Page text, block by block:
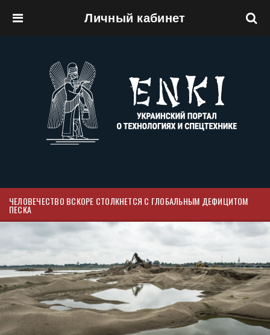
Личный кабинет
ЧЕЛОВЕЧЕСТВО ВСКОРЕ СТОЛКНЕТСЯ С ГЛОБАЛЬНЫМ ДЕФИЦИТОМ
ПЕСКА